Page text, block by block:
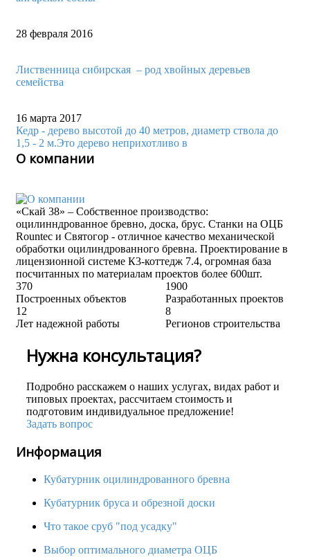
28 февраля 2016
Лиственница сибирская – род хвойных деревьев
семейства
16 марта 2017
Кедр - дерево высотой до 40 метров, диаметр ствола до
1,5 - 2 м.Это дерево неприхотливо в
О компании
«Скай 38» – Собственное производство:
оцилинндрованное бревно, доска, брус. Станки на ОЦБ
Rountec и Святогор - отличное качество механической
обработки оцилиндрованного бревна. Проектирование в
лицензионной системе К3-коттедж 7.4, огромная база
посчитанных по материалам проектов более 600шт.
370
Построенных объектов
1900
Разработанных проектов
12
Лет надежной работы
8
Регионов строительства
Нужна консультация?
Подробно расскажем о наших услугах, видах работ и
типовых проектах, рассчитаем стоимость и
подготовим индивидуальное предложение!
Задать вопрос
Информация
Кубатурник оцилиндрованного бревна
Кубатурник бруса и обрезной доски
Что такое сруб "под усадку"
Выбор оптимального диаметра ОЦБ